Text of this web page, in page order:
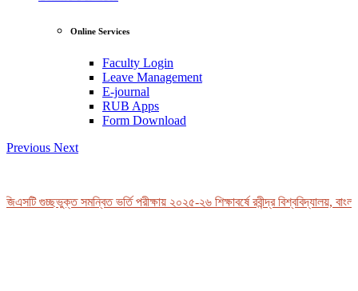
Online Services
Faculty Login
Leave Management
E-journal
RUB Apps
Form Download
Previous Next
গুচ্ছভুক্ত সমন্বিত ভর্তি পরীক্ষায় ২০২৫-২৬ শিক্ষাবর্ষে রবীন্দ্র বিশ্ববিদ্যালয়,